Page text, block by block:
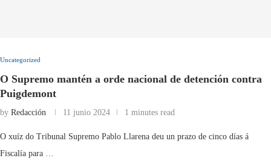
Uncategorized
O Supremo mantén a orde nacional de detención contra
Puigdemont
by Redacción 11 junio 2024 1 minutes read
O xuíz do Tribunal Supremo Pablo Llarena deu un prazo de cinco días á
Fiscalía para …